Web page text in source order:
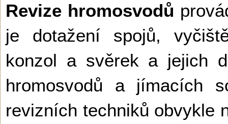
Revize hromosvodů
je dotažení spojů,
konzol a svěrek a jejich
hromosvodů a jímacích
revizních techniků obvykle